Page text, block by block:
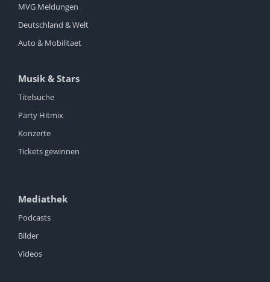
MVG Meldungen
Deutschland & Welt
Auto & Mobilitaet
Musik & Stars
Titelsuche
Party Hitmix
Konzerte
Tickets gewinnen
Mediathek
Podcasts
Bilder
Videos